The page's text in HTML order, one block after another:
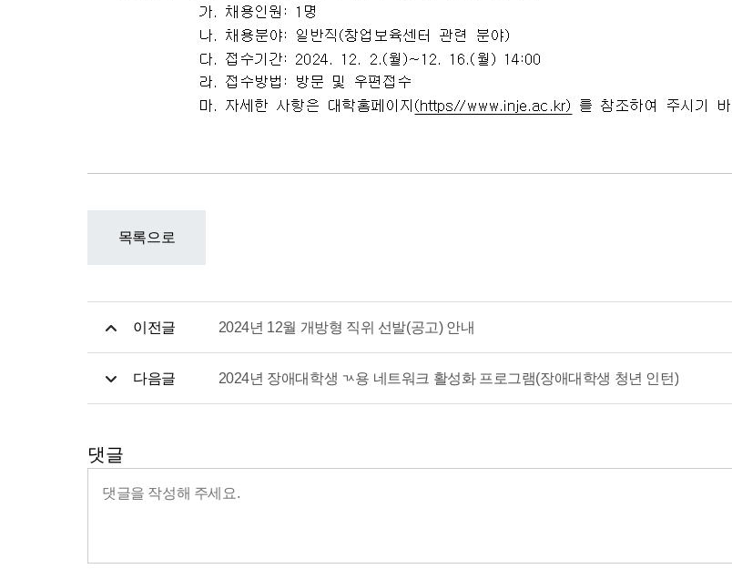
목록으로
이전글 2024년 12월 개방형 직위 선발(공고) 안내
다음글 2024년 장애대학생 ㄳ용 네트워크 활성화 프로그램(장애대학생 청년 인턴)
댓글